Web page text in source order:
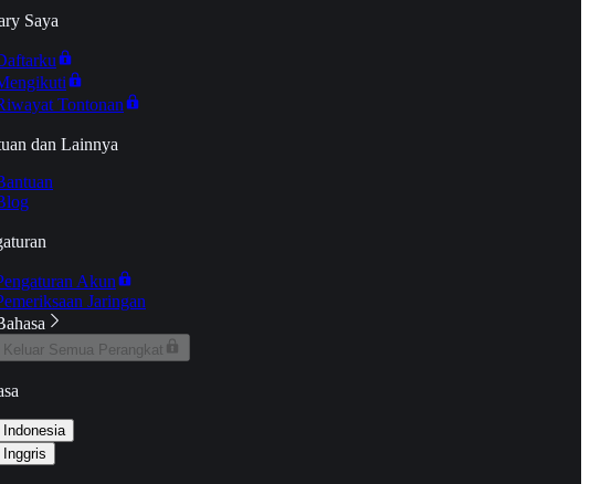
Saya
Tontonan
dan Lainnya
Akun
Jaringan
Keluar Semua Perangkat
Indonesia
Inggris